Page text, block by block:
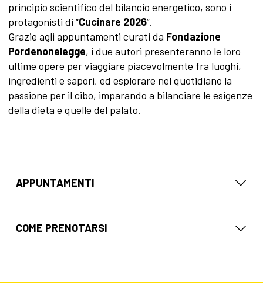
principio scientifico del bilancio energetico, sono i
protagonisti di “Cucinare 2026”.
Grazie agli appuntamenti curati da Fondazione
Pordenonelegge, i due autori presenteranno le loro
ultime opere per viaggiare piacevolmente fra luoghi,
ingredienti e sapori, ed esplorare nel quotidiano la
passione per il cibo, imparando a bilanciare le esigenze
della dieta e quelle del palato.
APPUNTAMENTI
COME PRENOTARSI